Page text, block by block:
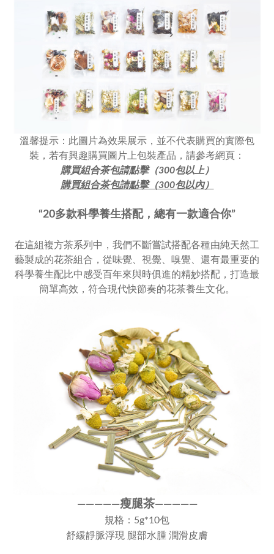
溫馨提示：此圖片為效果展示，並不代表購買的實際包
裝，若有興趣購買圖片上包裝產品，請參考網頁：
購買組合茶包請點擊（300包以上）
購買組合茶包請點擊（300包以內）
“20多款科學養生搭配，總有一款適合你”
在這組複方茶系列中，我們不斷嘗試搭配各種由純天然工
藝製成的花茶組合，從味覺、視覺、嗅覺、還有最重要的
科學養生配比中感受百年來與時俱進的精妙搭配，打造最
簡單高效，符合現代快節奏的花茶養生文化。
—————瘦腿茶—————
規格：5g*10包
舒緩靜脈浮現 腿部水腫 潤滑皮膚